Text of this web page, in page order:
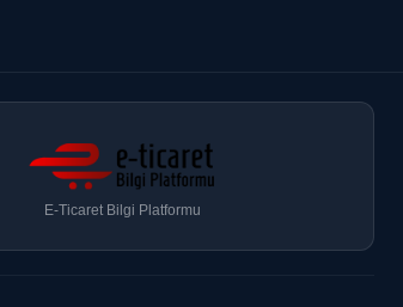
E-Ticaret Bilgi Platformu